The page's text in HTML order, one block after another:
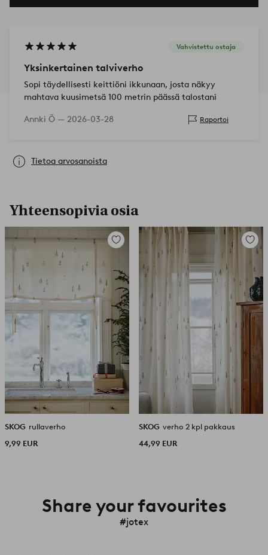
Vahvistettu ostaja
Yksinkertainen talviverho
Sopi täydellisesti keittiöni ikkunaan, josta näkyy
mahtava kuusimetsä 100 metrin päässä talostani
Annki Ö — 2026-03-28 Raportoi
Tietoa arvosanoista
Yhteensopivia osia
Lisää
suosikkeihin
SKOG rullaverho
9,99 EUR
Lisää
SKOG verho 2 kpl pakkaus
44,99 EUR
Share your favourites
#jotex